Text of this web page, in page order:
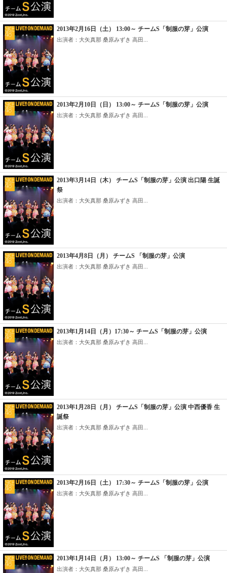
2013年2月16日（土） 13:00～ チームS「制服の芽」公演
出演者：大矢真那 桑原みずき 高田...
2013年2月10日（日） 13:00～ チームS「制服の芽」公演
出演者：大矢真那 桑原みずき 高田...
2013年3月14日（木） チームS「制服の芽」公演 出口陽 生誕
祭
出演者：大矢真那 桑原みずき 高田...
2013年4月8日（月） チームS 「制服の芽」公演
出演者：大矢真那 桑原みずき 高田...
2013年1月14日（月）17:30～ チームS「制服の芽」公演
出演者：大矢真那 桑原みずき 高田...
2013年1月28日（月） チームS「制服の芽」公演 中西優香 生
誕祭
出演者：大矢真那 桑原みずき 高田...
2013年2月16日（土） 17:30～ チームS「制服の芽」公演
出演者：大矢真那 桑原みずき 高田...
2013年1月14日（月） 13:00～ チームS 「制服の芽」公演
出演者：大矢真那 桑原みずき 高田...